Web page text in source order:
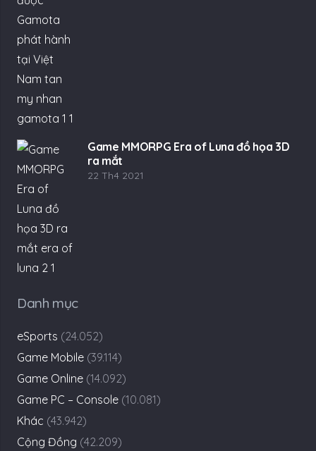
Game MMORPG Era of Luna đồ họa 3D
ra mắt
22 Th4 2021
Danh mục
eSports (24.052)
Game Mobile (39.114)
Game Online (14.092)
Game PC – Console (10.081)
Khác (43.942)
Cộng Đồng (42.209)